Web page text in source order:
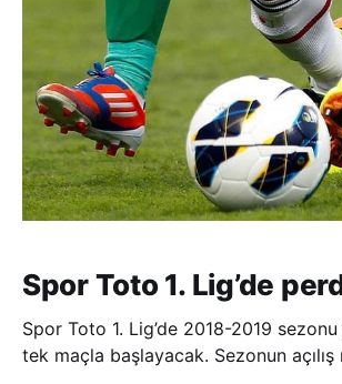
Spor Toto 1. Lig’de
Spor Toto 1. Lig’de 2018-2019 sezonu
tek maçla başlayacak. Sezonun açılış